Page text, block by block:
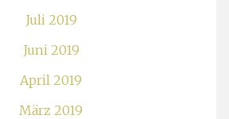
Juli 2019
Juni 2019
April 2019
März 2019